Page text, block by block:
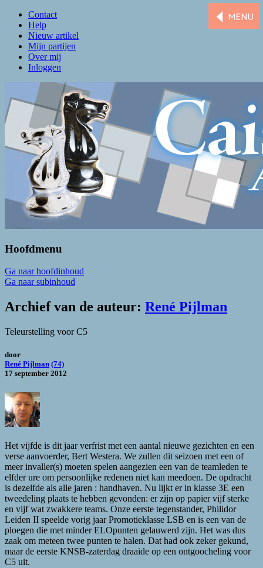
Contact
Help
Nieuw artikel
Mijn partijen
Over mij
Inloggen
Caissa Amsterdam
De levendigste schaakclub van Amsterdam
Hoofdmenu
Ga naar hoofdinhoud
Ga naar subinhoud
Archief van de auteur: René Pijlman
Teleurstelling voor C5
door
René Pijlman (74)
17 september 2012
Het vijfde is dit jaar verfrist met een aantal nieuwe gezichten en een
verse aanvoerder, Bert Westera. We zullen dit seizoen met een of
meer invaller(s) moeten spelen aangezien een van de teamleden te
elfder ure om persoonlijke redenen niet kan meedoen. De opdracht
is dezelfde als alle jaren : handhaven. Nu lijkt er in klasse 3E een
tweedeling plaats te hebben gevonden: er zijn op papier vijf sterke
en vijf wat zwakkere teams. Onze eerste tegenstander, Philidor
Leiden II speelde vorig jaar Promotieklasse LSB en is een van de
ploegen die met minder ELOpunten gelauwerd zijn. Het was dus
zaak om meteen twee punten te halen. Dat had ook zeker gekund,
maar de eerste KNSB-zaterdag draaide op een ontgoocheling voor
C5 uit.